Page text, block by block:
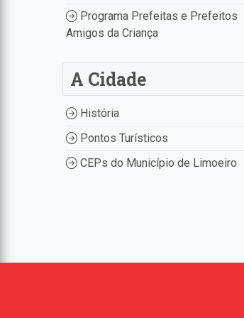
Programa Prefeitas e Prefeitos
Amigos da Criança
A Cidade
História
Pontos Turísticos
CEPs do Município de Limoeiro